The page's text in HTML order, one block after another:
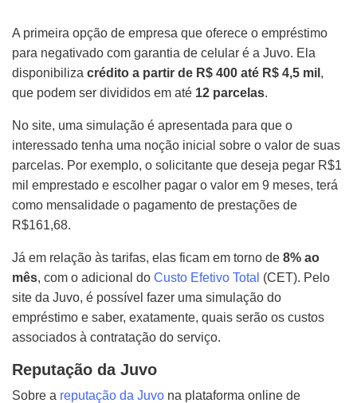
A primeira opção de empresa que oferece o empréstimo
para negativado com garantia de celular é a Juvo. Ela
disponibiliza crédito a partir de R$ 400 até R$ 4,5 mil ,
que podem ser divididos em até 12 parcelas.
No site, uma simulação é apresentada para que o
interessado tenha uma noção inicial sobre o valor de suas
parcelas. Por exemplo, o solicitante que deseja pegar R$1
mil emprestado e escolher pagar o valor em 9 meses, terá
como mensalidade o pagamento de prestações de
R$161,68.
Já em relação às tarifas, elas ficam em torno de 8% ao
mês, com o adicional do Custo Efetivo Total (CET). Pelo
site da Juvo, é possível fazer uma simulação do
empréstimo e saber, exatamente, quais serão os custos
associados à contratação do serviço.
Reputação da Juvo
Sobre a reputação da Juvo na plataforma online de